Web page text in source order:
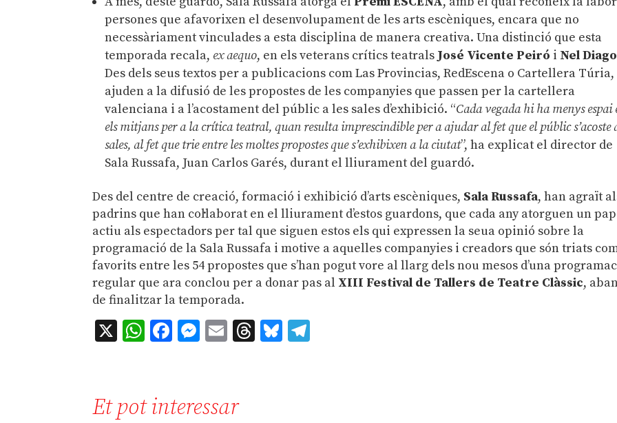
persones que afavorixen el desenvolupament de les arts escèniques, encara que no
necessàriament vinculades a esta disciplina de manera creativa. Una distinció que esta
temporada recala, ex aequo, en els veterans crítics teatrals José Vicente Peiró i Nel Diago
Des dels seus textos per a publicacions com Las Provincias, RedEscena o Cartellera Túria,
ajuden a la difusió de les propostes de les companyies que passen per la cartellera
valenciana i a l’acostament del públic a les sales d’exhibició. “Cada vegada hi ha menys espai
els mitjans per a la crítica teatral, quan resulta imprescindible per a ajudar al fet que el públic s’acoste
sales, al fet que trie entre les moltes propostes que s’exhibixen a la ciutat”, ha explicat el director de
Sala Russafa, Juan Carlos Garés, durant el lliurament del guardó.
Des del centre de creació, formació i exhibició d’arts escèniques, Sala Russafa, han agraït
padrins que han col·laborat en el lliurament d’estos guardons, que cada any atorguen un
actiu als espectadors per tal que siguen estos els qui expressen la seua opinió sobre la
programació de la Sala Russafa i motive a aquelles companyies i creadors que són triats
favorits entre les 54 propostes que s’han pogut vore al llarg dels nou mesos d’una
regular que ara conclou per a donar pas al XIII Festival de Tallers de Teatre Clàssic,
de finalitzar la temporada.
X WhatsApp
Facebook
Messenger
EmailThreads
Bluesky
Et pot interessar